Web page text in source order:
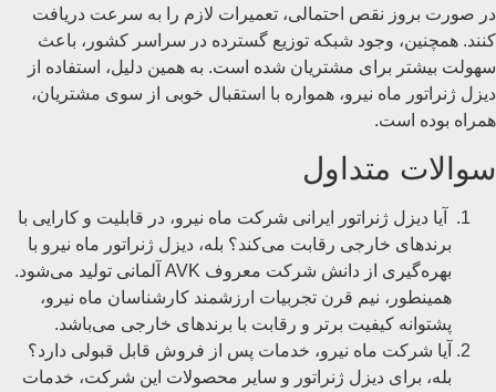
در صورت بروز نقص احتمالی، تعمیرات لازم را به سرعت دریافت
کنند. همچنین، وجود شبکه توزیع گسترده در سراسر کشور، باعث
سهولت بیشتر برای مشتریان شده است. به همین دلیل، استفاده از
دیزل ژنراتور ماه نیرو، همواره با استقبال خوبی از سوی مشتریان،
همراه بوده است.
سوالات متداول
آیا دیزل ژنراتور ایرانی شرکت ماه نیرو، در قابلیت و کارایی با
برندهای خارجی رقابت می‌کند؟ بله، دیزل ژنراتور ماه نیرو با
بهره‌گیری از دانش شرکت معروف AVK آلمانی تولید می‌شود.
همینطور، نیم قرن تجربیات ارزشمند کارشناسان ماه نیرو،
پشتوانه کیفیت برتر و رقابت با برندهای خارجی می‌باشد.
آیا شرکت ماه نیرو، خدمات پس از فروش قابل قبولی دارد؟
بله، برای دیزل ژنراتور و سایر محصولات این شرکت، خدمات